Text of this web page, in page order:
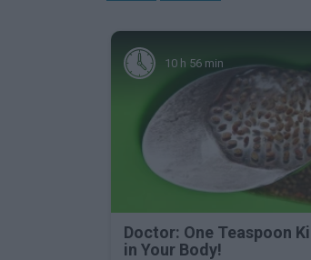
10 h 56 min
Doctor: One Teaspoon
in Your Body!